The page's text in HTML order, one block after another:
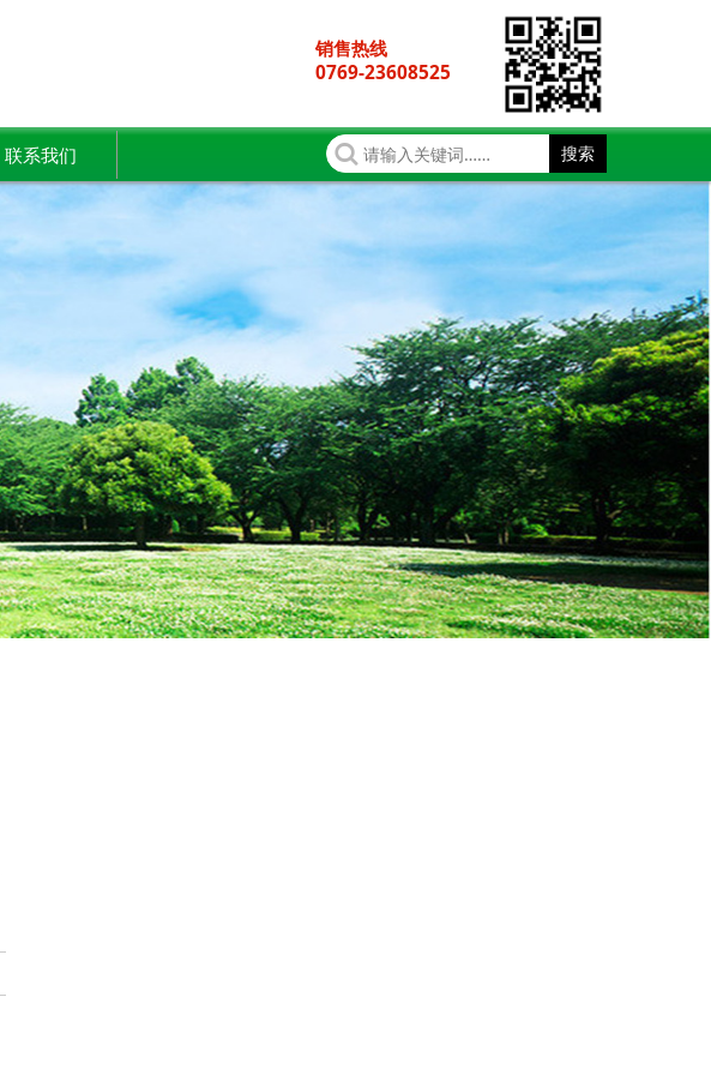
销售热线
0769-23608525
联系我们 搜索